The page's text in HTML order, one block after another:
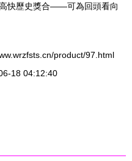
快歷史獎合——可為回頭看向
product/97.html
18 04:12:40